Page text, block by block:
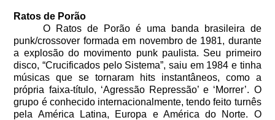
Ratos de Porão
O Ratos de Porão é uma banda brasileira de
punk/crossover formada em novembro de 1981, durante
a explosão do movimento punk paulista. Seu primeiro
disco, “Crucificados pelo Sistema”, saiu em 1984 e tinha
músicas que se tornaram hits instantâneos, como a
própria faixa-título, ‘Agressão Repressão’ e ‘Morrer’. O
grupo é conhecido internacionalmente, tendo feito turnês
pela América Latina, Europa e América do Norte. O